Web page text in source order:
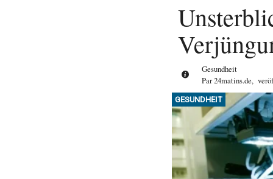
Gesundheit
Par24matins.de,
GESUNDHEIT